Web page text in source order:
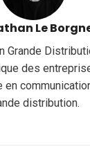
Le
Grande
des
distribution.